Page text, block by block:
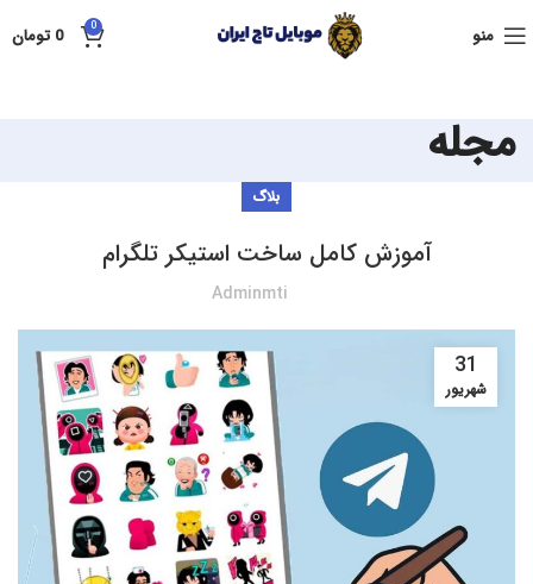
منو 0
0 تومان
مجله
بلاگ
آموزش کامل ساخت استیکر تلگرام
Adminmti
31
شهریور